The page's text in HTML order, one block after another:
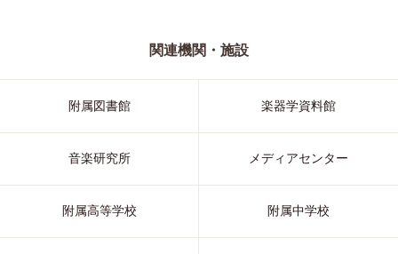
関連機関・施設
附属図書館 楽器学資料館
音楽研究所 メディアセンター
附属高等学校 附属中学校